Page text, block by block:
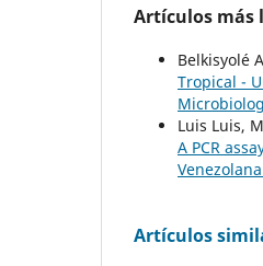
Artículos más
Belkisyolé
Tropical -
Luis Luis,
A PCR
Artículos